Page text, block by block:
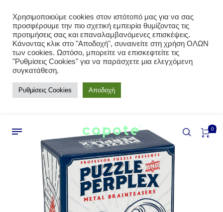
0
Χρησιμοποιούμε cookies στον ιστότοπό μας για να σας
προσφέρουμε την πιο σχετική εμπειρία θυμίζοντας τις
προτιμήσεις σας και επαναλαμβανόμενες επισκέψεις.
Κάνοντας κλικ στο "Αποδοχή", συναινείτε στη χρήση ΟΛΩΝ
των cookies. Ωστόσο, μπορείτε να επισκεφτείτε τις
"Ρυθμίσεις Cookies" για να παράσχετε μια ελεγχόμενη
συγκατάθεση.
Ρυθμίσεις Cookies Αποδοχή